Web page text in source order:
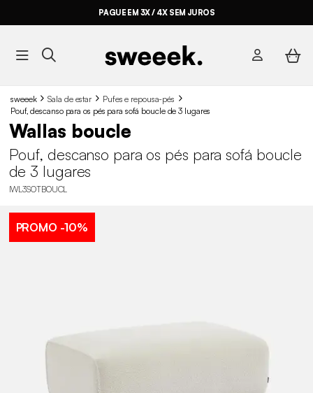
PAGUE EM 3X / 4X SEM JUROS
sweeek Sala de estar
Pufes e repousa-pés
Pouf, descanso para os pés para sofá boucle de 3 lugares
Wallas boucle
Pouf, descanso para os pés para sofá boucle
de 3 lugares
IWL3SOTBOUCL
PROMO -10%